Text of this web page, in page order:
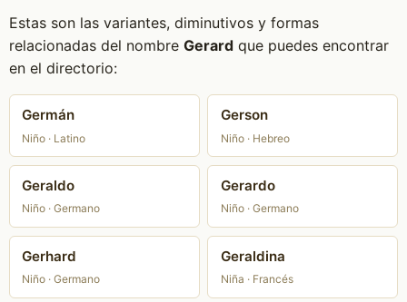
Estas son las variantes, diminutivos y formas
relacionadas del nombre Gerardque puedes encontrar
en el directorio:
Germán
Niño · Latino
Gerson
Niño · Hebreo
Geraldo
Niño · Germano
Gerardo
Niño · Germano
Gerhard
Niño · Germano
Geraldina
Niña · Francés